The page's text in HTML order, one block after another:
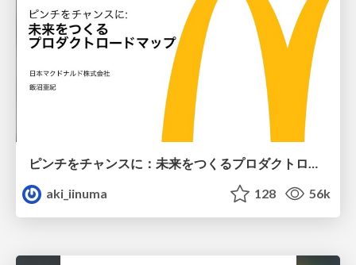
ピンチをチャンスに：未来をつくるプロダクトロードマップ #pmconf2020
aki_iinuma
128 56k